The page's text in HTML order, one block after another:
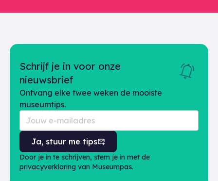
Schrijf je in voor onze
nieuwsbrief
Ontvang elke twee weken de mooiste
museumtips.
Ja, stuur me tips
Door je in te schrijven, stem je in met de
privacyverklaring van Museumpas.